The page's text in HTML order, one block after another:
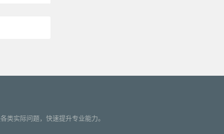
实际问题，快速提升专业能力。